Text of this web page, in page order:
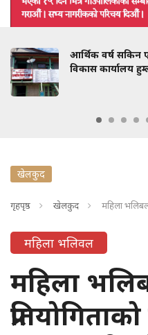
आर्थिक वर्ष सकिन
विकास कार्यालय
खेलकुद
गृहपृष्ठ खेलकुद महिला भलिबल
महिला भलिवल
महिला